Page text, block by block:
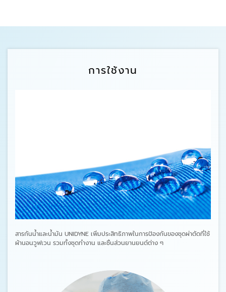
การใช้งาน
สารกันน้ำและน้ำมัน UNIDYNE เพิ่มประสิทธิภาพในการป้องกันของชุดผ่าตัดที่ใช้
ผ้านอนวูฟเวน รวมทั้งชุดทำงาน และชิ้นส่วนยานยนต์ต่าง ๆ